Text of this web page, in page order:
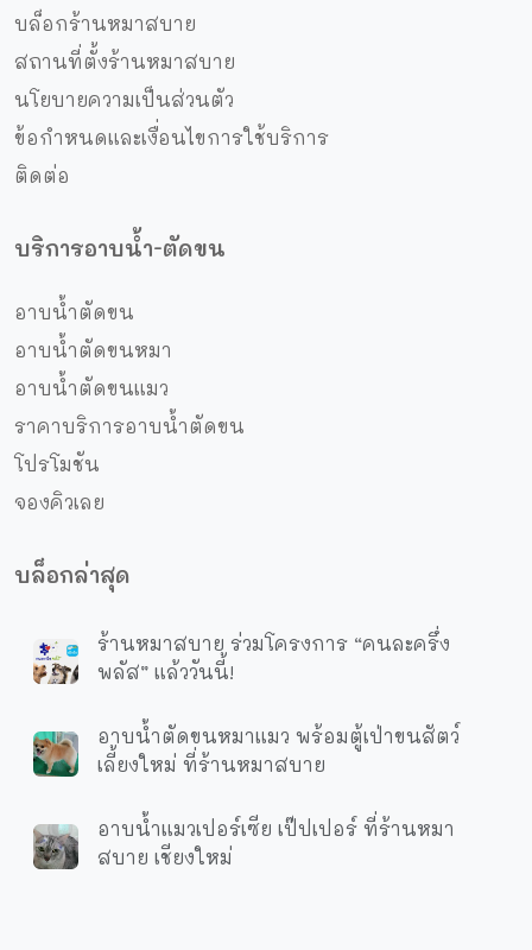
บล็อกร้านหมาสบาย
สถานที่ตั้งร้านหมาสบาย
นโยบายความเป็นส่วนตัว
ข้อกำหนดและเงื่อนไขการใช้บริการ
ติดต่อ
บริการอาบน้ำ-ตัดขน
อาบน้ำตัดขน
อาบน้ำตัดขนหมา
อาบน้ำตัดขนแมว
ราคาบริการอาบน้ำตัดขน
โปรโมชัน
จองคิวเลย
บล็อกล่าสุด
ร้านหมาสบาย ร่วมโครงการ “คนละครึ่ง
พลัส” แล้ววันนี้!
อาบน้ำตัดขนหมาแมว พร้อมตู้เป่าขนสัตว์
เลี้ยงใหม่ ที่ร้านหมาสบาย
อาบน้ำแมวเปอร์เซีย เป๊ปเปอร์ ที่ร้านหมา
สบาย เชียงใหม่